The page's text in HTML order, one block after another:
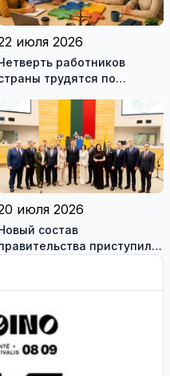
июля 2026
работников
трудятся по
выгодно и
и
июля 2026
состав
приступил к